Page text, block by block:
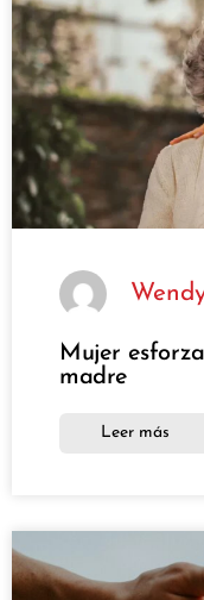
Mujer
madre
Leer más